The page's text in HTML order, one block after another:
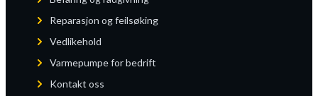
Reparasjon og feilsøking
Vedlikehold
Varmepumpe for bedrift
Kontakt oss